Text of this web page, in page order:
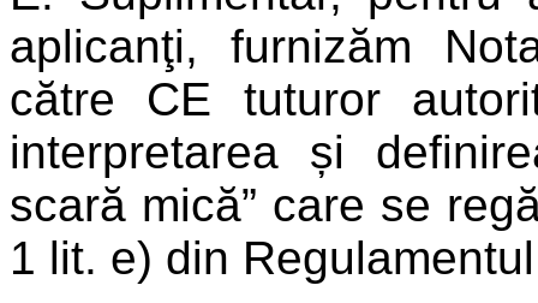
aplicanţi, furnizăm
către CE tuturor
interpretarea și
scară mică” care se
1 lit. e) din